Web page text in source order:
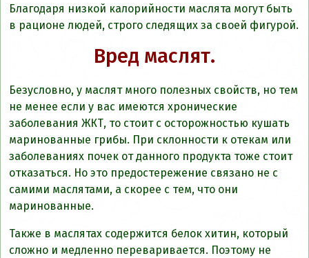
Благодаря низкой калорийности маслята могут быть
в рационе людей, строго следящих за своей фигурой.
Вред маслят.
Безусловно, у маслят много полезных свойств, но тем
не менее если у вас имеются хронические
заболевания ЖКТ, то стоит с осторожностью кушать
маринованные грибы. При склонности к отекам или
заболеваниях почек от данного продукта тоже стоит
отказаться. Но это предостережение связано не с
самими маслятами, а скорее с тем, что они
маринованные.
Также в маслятах содержится белок хитин, который
сложно и медленно переваривается. Поэтому не